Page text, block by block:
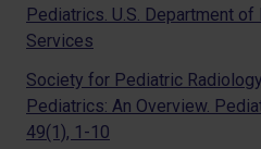
Pediatrics. U.S. Department of
Services
Society for Pediatric
Pediatrics: An Overview.
49(1), 1-10